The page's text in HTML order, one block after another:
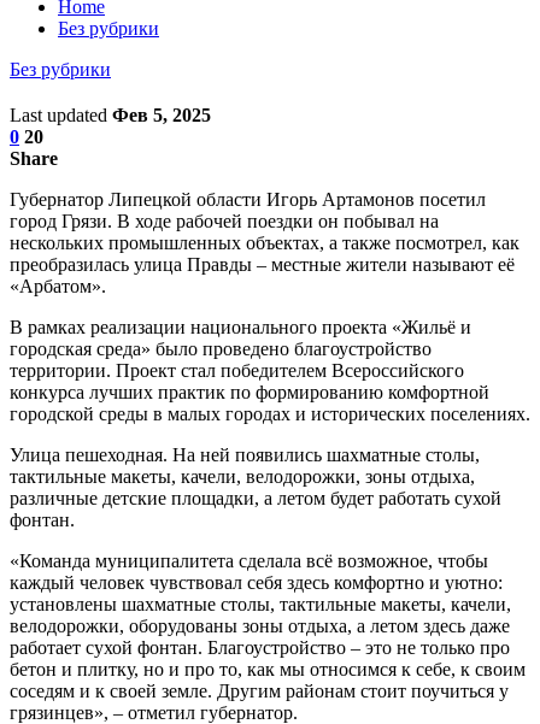
Home
Без рубрики
Без рубрики
Last updated Фев 5, 2025
0 20
Share
Губернатор Липецкой области Игорь Артамонов посетил
город Грязи. В ходе рабочей поездки он побывал на
нескольких промышленных объектах, а также посмотрел, как
преобразилась улица Правды – местные жители называют её
«Арбатом».
В рамках реализации национального проекта «Жильё и
городская среда» было проведено благоустройство
территории. Проект стал победителем Всероссийского
конкурса лучших практик по формированию комфортной
городской среды в малых городах и исторических поселениях.
Улица пешеходная. На ней появились шахматные столы,
тактильные макеты, качели, велодорожки, зоны отдыха,
различные детские площадки, а летом будет работать сухой
фонтан.
«Команда муниципалитета сделала всё возможное, чтобы
каждый человек чувствовал себя здесь комфортно и уютно:
установлены шахматные столы, тактильные макеты, качели,
велодорожки, оборудованы зоны отдыха, а летом здесь даже
работает сухой фонтан. Благоустройство – это не только про
бетон и плитку, но и про то, как мы относимся к себе, к своим
соседям и к своей земле. Другим районам стоит поучиться у
грязинцев», – отметил губернатор.